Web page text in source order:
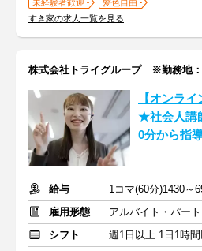
未経験者歓迎
髪色自由
すき家の求人一覧を見る
株式会社トライグループ ※勤務地
【オンラ
★社会人講
0分から指
給与
1コマ(60分)1430～
雇用形態
アルバイト・パート
シフト
週1日以上 1日1時